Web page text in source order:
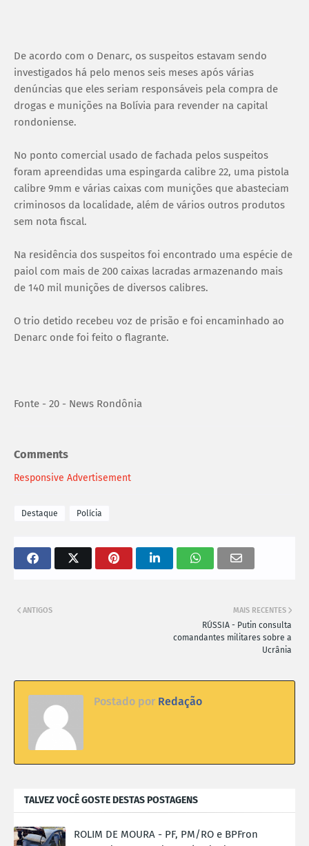
De acordo com o Denarc, os suspeitos estavam sendo
investigados há pelo menos seis meses após várias
denúncias que eles seriam responsáveis pela compra de
drogas e munições na Bolívia para revender na capital
rondoniense.
No ponto comercial usado de fachada pelos suspeitos
foram apreendidas uma espingarda calibre 22, uma pistola
calibre 9mm e várias caixas com munições que abasteciam
criminosos da localidade, além de vários outros produtos
sem nota fiscal.
Na residência dos suspeitos foi encontrado uma espécie de
paiol com mais de 200 caixas lacradas armazenando mais
de 140 mil munições de diversos calibres.
O trio detido recebeu voz de prisão e foi encaminhado ao
Denarc onde foi feito o flagrante.
Fonte - 20 - News Rondônia
Comments
Responsive Advertisement
Destaque Polícia
MAIS RECENTES
RÚSSIA - Putin consulta
comandantes militares sobre a
Ucrânia
ANTIGOS
Postado por Redação
TALVEZ VOCÊ GOSTE DESTAS POSTAGENS
ROLIM DE MOURA - PF, PM/RO e BPFron